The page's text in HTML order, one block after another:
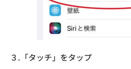
３.「タッチ」をタップ